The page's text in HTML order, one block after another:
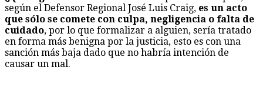
según el Defensor Regional José Luis Craig, es un acto
que sólo se comete con culpa, negligencia o falta de
cuidado, por lo que formalizar a alguien, sería tratado
en forma más benigna por la justicia, esto es con una
sanción más baja dado que no habría intención de
causar un mal.